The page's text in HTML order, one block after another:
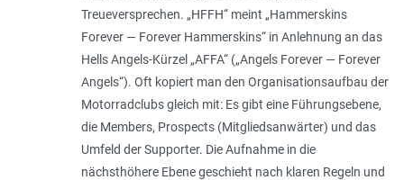
Treueversprechen. „HFFH“ meint „Hammerskins
Forever — Forever Hammerskins“ in Anlehnung an das
Hells Angels-Kürzel „AFFA“ („Angels Forever — Forever
Angels“). Oft kopiert man den Organisationsaufbau der
Motorradclubs gleich mit: Es gibt eine Führungsebene,
die Members, Prospects (Mitgliedsanwärter) und das
Umfeld der Supporter. Die Aufnahme in die
nächsthöhere Ebene geschieht nach klaren Regeln und